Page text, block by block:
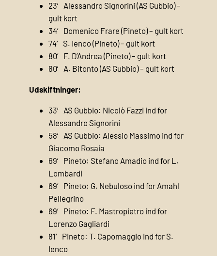
23′ Alessandro Signorini (AS Gubbio) –
gult kort
34′ Domenico Frare (Pineto) – gult kort
74′ S. Ienco (Pineto) – gult kort
80′ F. D’Andrea (Pineto) – gult kort
80′ A. Bitonto (AS Gubbio) – gult kort
Udskiftninger:
33′ AS Gubbio: Nicolò Fazzi ind for
Alessandro Signorini
58′ AS Gubbio: Alessio Massimo ind for
Giacomo Rosaia
69′ Pineto: Stefano Amadio ind for L.
Lombardi
69′ Pineto: G. Nebuloso ind for Amahl
Pellegrino
69′ Pineto: F. Mastropietro ind for
Lorenzo Gagliardi
81′ Pineto: T. Capomaggio ind for S.
Ienco